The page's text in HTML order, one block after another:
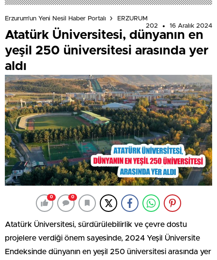
Erzurum'un Yeni Nesil Haber Portalı
ERZURUM
202
16 Aralık 2024
Atatürk Üniversitesi, dünyanın en
yeşil 250 üniversitesi arasında yer
aldı
0 0
Atatürk Üniversitesi, sürdürülebilirlik ve çevre dostu
projelere verdiği önem sayesinde, 2024 Yeşil Üniversite
Endeksinde dünyanın en yeşil 250 üniversitesi arasında yer